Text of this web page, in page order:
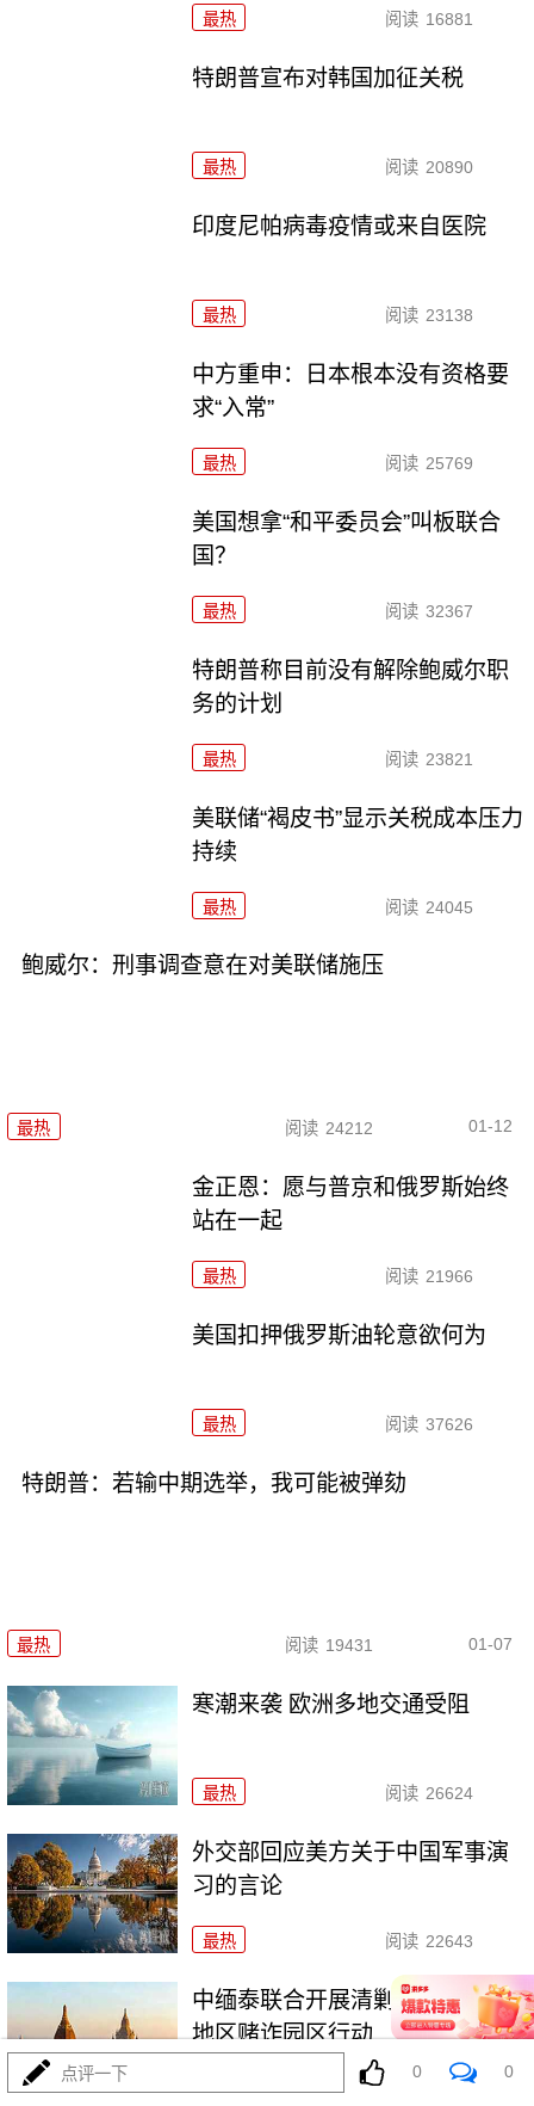
最热 阅读 16881
特朗普宣布对韩国加征关税
最热 阅读 20890
印度尼帕病毒疫情或来自医院
最热 阅读 23138
中方重申：日本根本没有资格要
求“入常”
最热 阅读 25769
美国想拿“和平委员会”叫板联合
国？
最热 阅读 32367
特朗普称目前没有解除鲍威尔职
务的计划
最热 阅读 23821
美联储“褐皮书”显示关税成本压力
持续
最热 阅读 24045
鲍威尔：刑事调查意在对美联储施压
最热 阅读 24212 01-12
金正恩：愿与普京和俄罗斯始终
站在一起
最热 阅读 21966
美国扣押俄罗斯油轮意欲何为
最热 阅读 37626
特朗普：若输中期选举，我可能被弹劾
最热 阅读 19431 01-07
寒潮来袭 欧洲多地交通受阻
最热 阅读 26624
外交部回应美方关于中国军事演
习的言论
最热 阅读 22643
中缅泰联合开展清剿缅甸妙瓦底
地区赌诈园区行动
最热 26549
点评一下 0 0